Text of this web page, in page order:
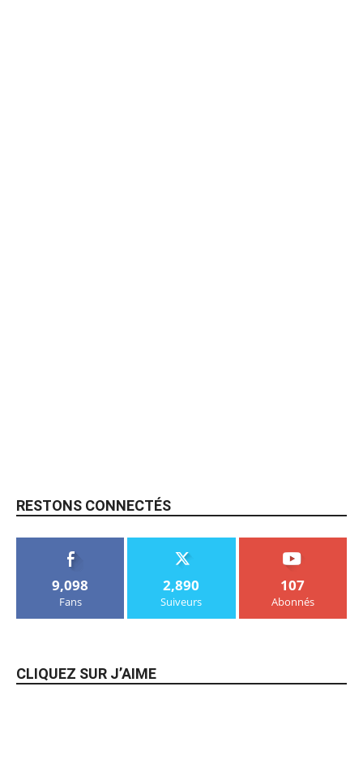
RESTONS CONNECTÉS
9,098
Fans
2,890
Suiveurs
107
Abonnés
CLIQUEZ SUR J’AIME